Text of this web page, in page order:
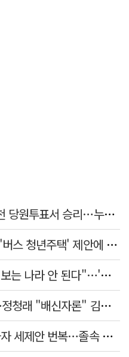
김민석, 與전당대회 제주·인천 당원투표서 승리…누적 득표는 '초박빙'
"내로남불·탁상공론"…황희 '버스 청년주택' 제안에 與 내부서도 쓴소리
李대통령 "결혼 때문에 손해 보는 나라 안 된다"…'결혼 페널티' 22개 손본다
민주당 제주 연설회 난타전…정청래 "배신자론" 김민석 "관리 무능"
국힘 "李대통령, 국민 반발하자 세제안 번복…졸속 국정 즉각 중단"